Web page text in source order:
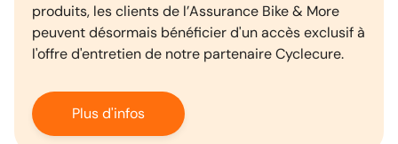
produits, les clients de l’Assurance Bike & More
peuvent désormais bénéficier d'un accès exclusif à
l'offre d'entretien de notre partenaire Cyclecure.
Plus d'infos